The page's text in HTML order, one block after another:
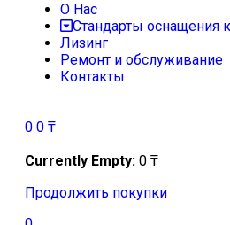
О Нас
Стандарты оснащения
Лизинг
Ремонт и обслуживание
Контакты
0 0 ₸
Currently Empty: 0 ₸
Продолжить покупки